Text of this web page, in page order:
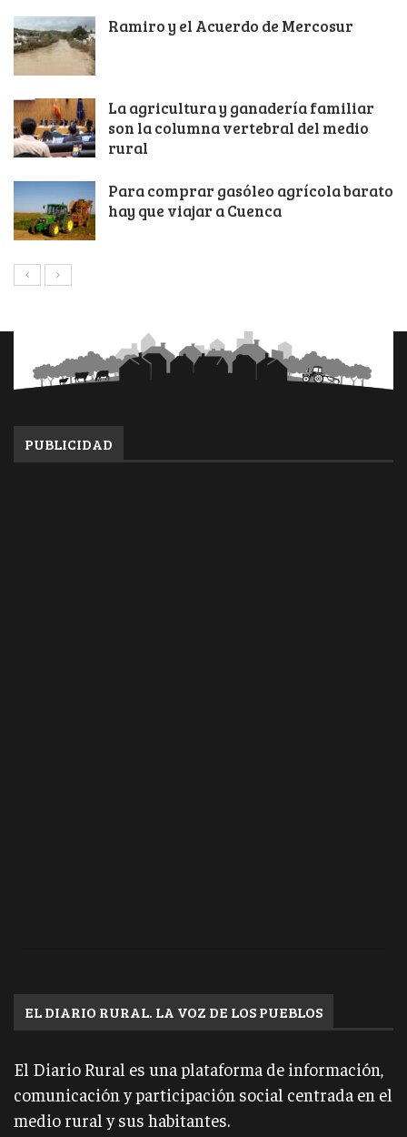
Ramiro y el Acuerdo de Mercosur
La agricultura y ganadería familiar
son la columna vertebral del medio
rural
Para comprar gasóleo agrícola barato
hay que viajar a Cuenca
PUBLICIDAD
EL DIARIO RURAL. LA VOZ DE LOS PUEBLOS
El Diario Rural es una plataforma de información,
comunicación y participación social centrada en el
medio rural y sus habitantes.